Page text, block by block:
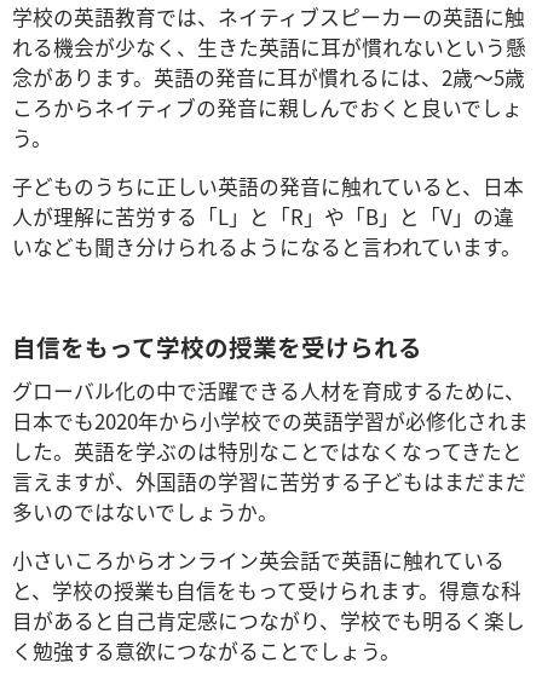
学校の英語教育では、ネイティブスピーカーの英語に触
れる機会が少なく、生きた英語に耳が慣れないという懸
念があります。英語の発音に耳が慣れるには、2歳～5歳
ころからネイティブの発音に親しんでおくと良いでしょ
う。
子どものうちに正しい英語の発音に触れていると、日本
人が理解に苦労する「L」と「R」や「B」と「V」の違
いなども聞き分けられるようになると言われています。
自信をもって学校の授業を受けられる
グローバル化の中で活躍できる人材を育成するために、
日本でも2020年から小学校での英語学習が必修化されま
した。英語を学ぶのは特別なことではなくなってきたと
言えますが、外国語の学習に苦労する子どもはまだまだ
多いのではないでしょうか。
小さいころからオンライン英会話で英語に触れている
と、学校の授業も自信をもって受けられます。得意な科
目があると自己肯定感につながり、学校でも明るく楽し
く勉強する意欲につながることでしょう。